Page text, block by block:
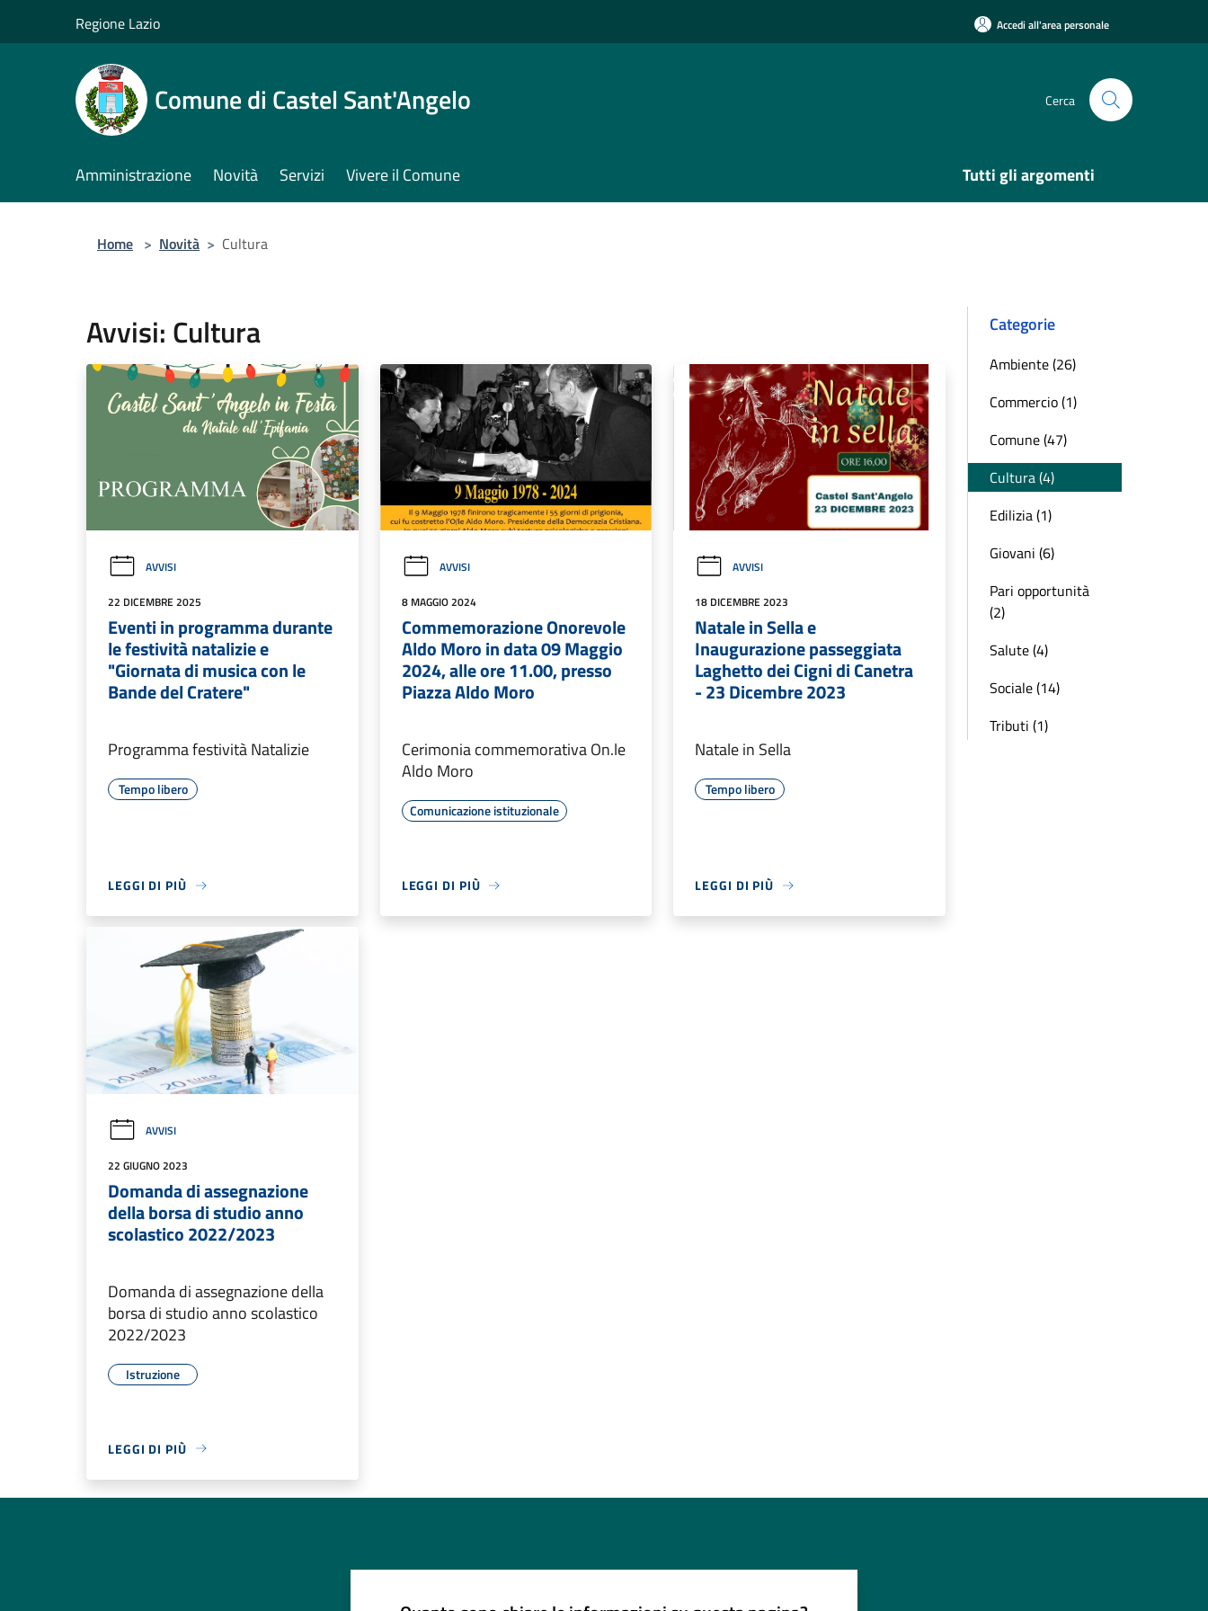
Regione Lazio Accedi all'area personale
Comune di Castel Sant'Angelo Cerca
Amministrazione Novità Servizi Vivere il Comune Tutti gli argomenti
Home > Novità > Cultura
Avvisi: Cultura
AVVISI
22 DICEMBRE 2025
Eventi in programma durante
le festività natalizie e
"Giornata di musica con le
Bande del Cratere"
Programma festività Natalizie
Tempo libero
LEGGI DI PIÙ
AVVISI
8 MAGGIO 2024
Commemorazione Onorevole
Aldo Moro in data 09 Maggio
2024, alle ore 11.00, presso
Piazza Aldo Moro
Cerimonia commemorativa On.le
Aldo Moro
Comunicazione istituzionale
LEGGI DI PIÙ
AVVISI
18 DICEMBRE 2023
Natale in Sella e
Inaugurazione passeggiata
Laghetto dei Cigni di Canetra
- 23 Dicembre 2023
Natale in Sella
Tempo libero
LEGGI DI PIÙ
AVVISI
22 GIUGNO 2023
Domanda di assegnazione
della borsa di studio anno
scolastico 2022/2023
Domanda di assegnazione della
borsa di studio anno scolastico
2022/2023
Istruzione
LEGGI DI PIÙ
Categorie
Ambiente (26)
Commercio (1)
Comune (47)
Cultura (4)
Edilizia (1)
Giovani (6)
Pari opportunità
(2)
Salute (4)
Sociale (14)
Tributi (1)